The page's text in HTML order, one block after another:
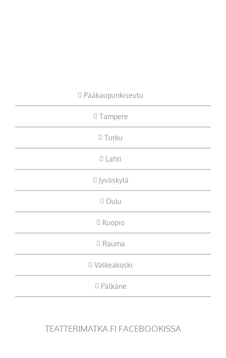
Pääkaupunkiseutu
Tampere
Turku
Lahti
Jyväskylä
Oulu
Kuopio
Rauma
Valkeakoski
Pälkäne
TEATTERIMATKA.FI FACEBOOKISSA